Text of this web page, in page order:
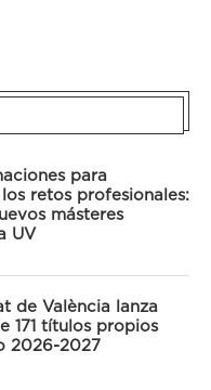
para
retos profesionales:
másteres
UV
de València lanza
171 títulos propios
2026-2027